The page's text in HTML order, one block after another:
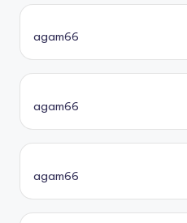
agam66
agam66
agam66